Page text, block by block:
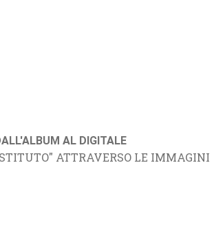
AL DIGITALE
ATTRAVERSO LE IMMAGINI